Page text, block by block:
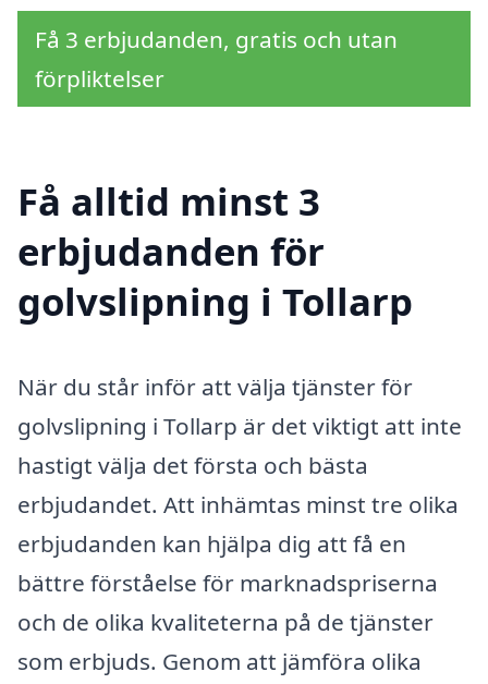
Få 3 erbjudanden, gratis och utan
förpliktelser
Få alltid minst 3
erbjudanden för
golvslipning i Tollarp
När du står inför att välja tjänster för
golvslipning i Tollarp är det viktigt att inte
hastigt välja det första och bästa
erbjudandet. Att inhämtas minst tre olika
erbjudanden kan hjälpa dig att få en
bättre förståelse för marknadspriserna
och de olika kvaliteterna på de tjänster
som erbjuds. Genom att jämföra olika